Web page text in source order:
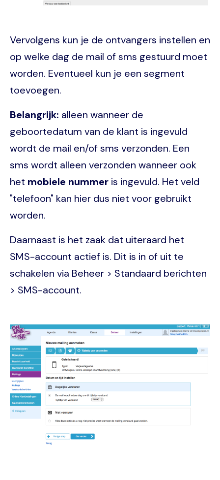
Vervolgens kun je de ontvangers instellen en
op welke dag de mail of sms gestuurd moet
worden. Eventueel kun je een segment
toevoegen.
Belangrijk: alleen wanneer de
geboortedatum van de klant is ingevuld
wordt de mail en/of sms verzonden. Een
sms wordt alleen verzonden wanneer ook
het mobiele nummer is ingevuld. Het veld
"telefoon" kan hier dus niet voor gebruikt
worden.
Daarnaast is het zaak dat uiteraard het
SMS-account actief is. Dit is in of uit te
schakelen via Beheer > Standaard berichten
> SMS-account.
Image